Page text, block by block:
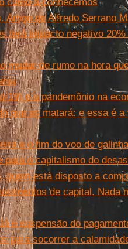
Artigo de Alfredo Serrano
terá impacto negativo
mudar de rumo na hora
19) e o pandemônio na
que as matará: e essa é a
e o fim do voo de galinha
o capitalismo do
quem está disposto a
de capital. Nada
e suspensão do
para socorrer a